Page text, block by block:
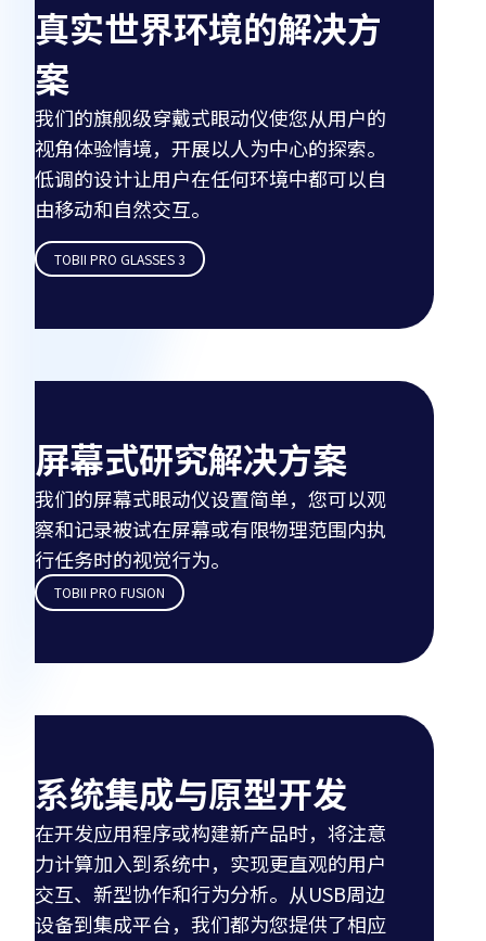
真实世界环境的解决方
案
我们的旗舰级穿戴式眼动仪使您从用户的
视角体验情境，开展以人为中心的探索。
低调的设计让用户在任何环境中都可以自
由移动和自然交互。
TOBII PRO GLASSES 3
屏幕式研究解决方案
我们的屏幕式眼动仪设置简单，您可以观
察和记录被试在屏幕或有限物理范围内执
行任务时的视觉行为。
TOBII PRO FUSION
系统集成与原型开发
在开发应用程序或构建新产品时，将注意
力计算加入到系统中，实现更直观的用户
交互、新型协作和行为分析。从USB周边
设备到集成平台，我们都为您提供了相应